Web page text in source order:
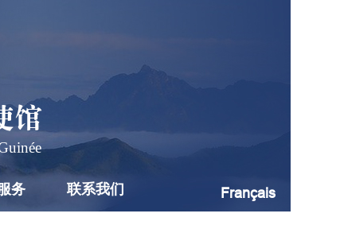
馆
务 联系我们 Français